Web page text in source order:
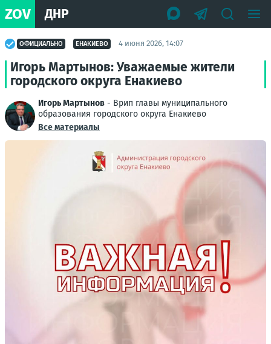
ZOV ДНР
ОФИЦИАЛЬНО ЕНАКИЕВО 4 июня 2026, 14:07
Игорь Мартынов: Уважаемые жители
городского округа Енакиево
Игорь Мартынов - Врип главы муниципального
образования городского округа Енакиево
Все материалы